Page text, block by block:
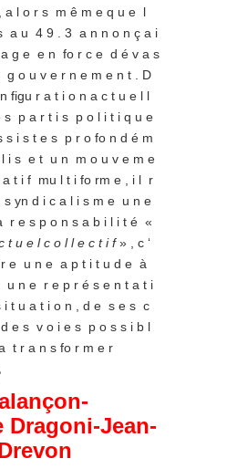
a l o r s m ê m e q u e l
a u 4 9 . 3 a n n o n ç a i
g e e n fo r c e d é v a s
o u v e r n e m e n t . D
figu r a t i o n a c t u e l l
p a r t i s p o l i t i q u e
s i s t e s p r o fo n d é m
i s e t u n m o u v e m e
t i f mu l t i fo rm e , i l r
yn d i c a l i s m e u n e
r e s p o n s a b i l i t é «
t u e l c o l l e c t i f» , c ‘
r e u n e a p t i t u d e à
u n e r e p r é s e n t a t i
t u a t i o n , d e s e s c
e s v o i e s p o s s i b l
t r a n s fo r m e r
Dragoni-Jean-